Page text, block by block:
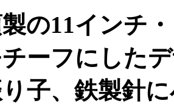
の11インチ
ーフにした
子、鉄製針